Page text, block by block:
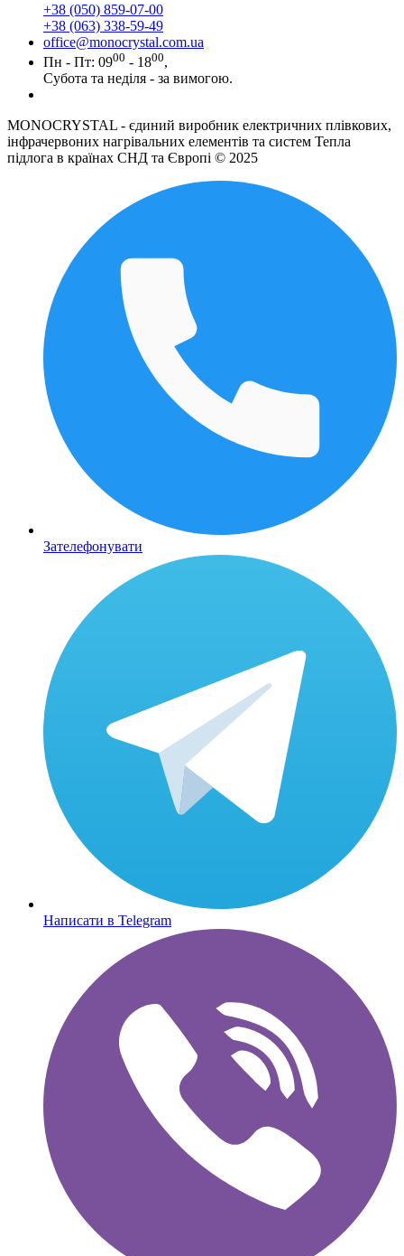
+38 (050) 859-07-00
+38 (063) 338-59-49
office@monocrystal.com.ua
Пн - Пт: 0900 - 1800,
Субота та неділя - за вимогою.
MONOCRYSTAL - єдиний виробник електричних плівкових,
інфрачервоних нагрівальних елементів та систем Тепла
підлога в країнах СНД та Європі © 2025
Зателефонувати
Написати в Telegram